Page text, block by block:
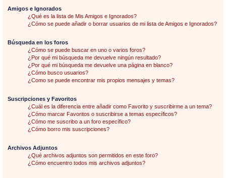
Amigos e Ignorados
¿Qué es la lista de Mis Amigos e Ignorados?
¿Cómo se puede añadir o borrar usuarios de mi lista de Amigos e Ignorados?
Búsqueda en los foros
¿Cómo se puede buscar en uno o varios foros?
¿Por qué mi búsqueda me devuelve ningún resultado?
¿Por qué mi búsqueda me devuelve una página en blanco?
¿Cómo busco usuarios?
¿Como se puede encontrar mis propios mensajes y temas?
Suscripciones y Favoritos
¿Cuál es la diferencia entre añadir como Favorito y suscribirme a un tema?
¿Cómo marcar Favoritos o suscribirse a temas específicos?
¿Cómo me suscribo a un foro específico?
¿Cómo borro mis suscripciones?
Archivos Adjuntos
¿Qué archivos adjuntos son permitidos en este foro?
¿Cómo encuentro todos mis archivos adjuntos?